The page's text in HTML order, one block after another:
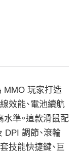
MMO 玩家打造
效能、電池續航
準。這款滑鼠配
DPI 調節、滾輪
技能快捷鍵、巨